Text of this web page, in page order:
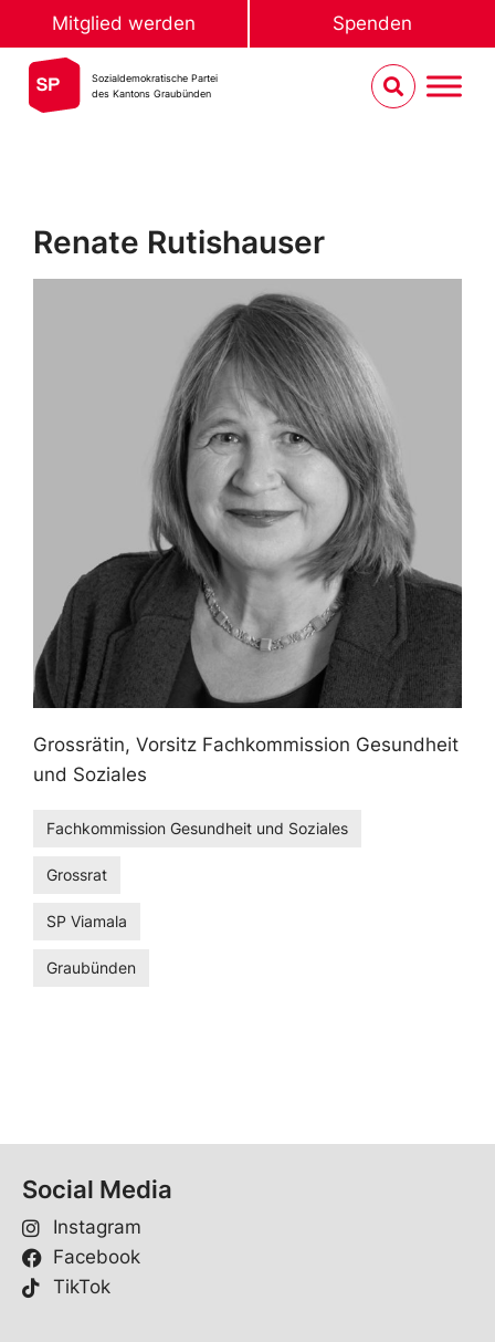
Mitglied werden Spenden
Sozialdemokratische Partei
des Kantons Graubünden
Renate Rutishauser
Grossrätin, Vorsitz Fachkommission Gesundheit
und Soziales
Fachkommission Gesundheit und Soziales
Grossrat
SP Viamala
Graubünden
Social Media
Instagram
Facebook
TikTok